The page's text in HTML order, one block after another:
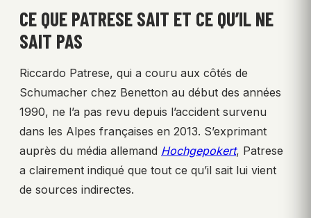
CE QUE PATRESE SAIT ET CE QU’IL NE
SAIT PAS
Riccardo Patrese, qui a couru aux côtés de
Schumacher chez Benetton au début des années
1990, ne l’a pas revu depuis l’accident survenu
dans les Alpes françaises en 2013. S’exprimant
auprès du média allemand Hochgepokert, Patrese
a clairement indiqué que tout ce qu’il sait lui vient
de sources indirectes.